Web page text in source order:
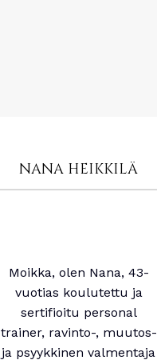
NANA HEIKKILÄ
Moikka, olen Nana, 43-
vuotias koulutettu ja
sertifioitu personal
trainer, ravinto-, muutos-
ja psyykkinen valmentaja